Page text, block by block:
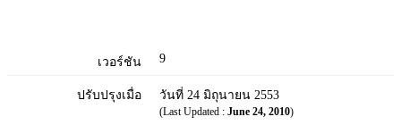
เวอร์ชัน 9
ปรับปรุงเมื่อ วันที่ 24 มิถุนายน 2553
(Last Updated : June 24, 2010)